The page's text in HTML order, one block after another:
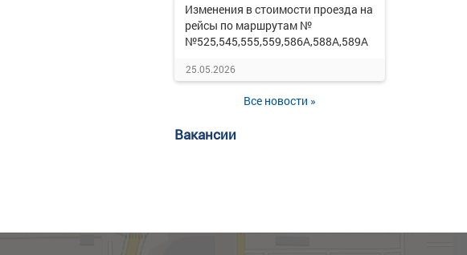
Изменения в стоимости проезда на
рейсы по маршрутам №
№525,545,555,559,586А,588А,589А
25.05.2026
Все новости »
Вакансии